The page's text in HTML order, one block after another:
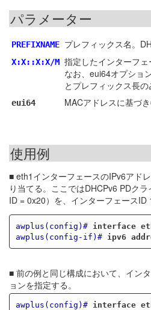
パラメーター
PREFIXNAME プレフィックス名。
X:X::X:X/M 指定したインターフ
なお、eui64オプショ
とプレフィックス長
eui64 MACアドレスに基づ
使用例
■ eth1インターフェースのIPv6アド
り当てる。ここではDHCPv6 PDク
ID = 0x20）を、インターフェースID
awplus(config)# interface
awplus(config-if)#
ipv6
■ 前の例と同じ構成において、イン
ョンを指定する。
awplus(config)# interface